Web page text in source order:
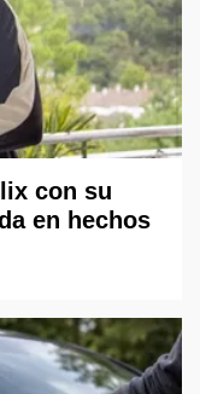
con su
en hechos